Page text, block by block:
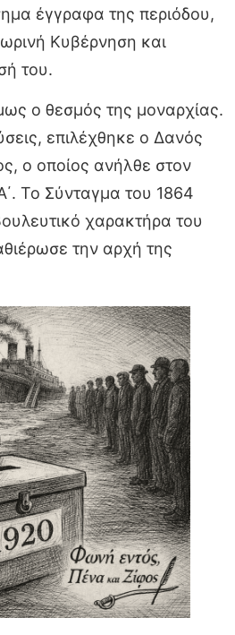
έγγραφα της περιόδου,
Κυβέρνηση και
του.
ο θεσμός της μοναρχίας.
επιλέχθηκε ο Δανός
ο οποίος ανήλθε στον
Το Σύνταγμα του 1864
χαρακτήρα του
την αρχή της